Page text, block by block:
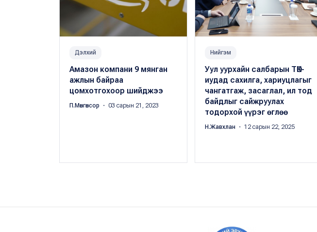
Дэлхий
Амазон компани 9 мянган
ажлын байраа
цомхотгохоор шийджээ
П.Мөнгөнсор ・ 03 сарын 21, 2023
Нийгэм
Уул уурхайн салбарын ТӨК-
иудад сахилга, хариуцлагыг
чангатгаж, засаглал, ил тод
байдлыг сайжруулах
тодорхой үүрэг өглөө
Н.Жавхлан ・ 12 сарын 22, 2025